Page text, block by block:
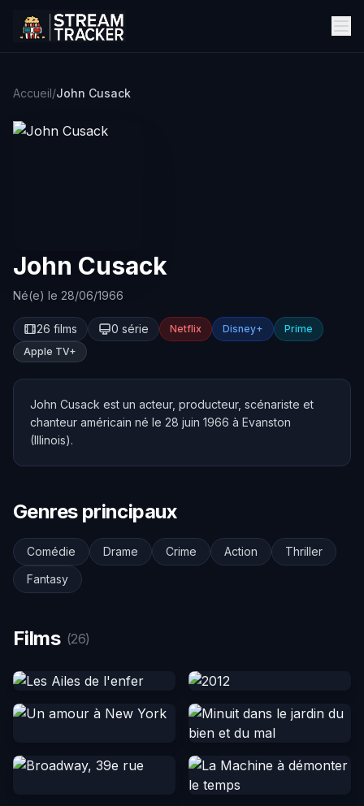
Accueil/John Cusack
John Cusack
Né(e) le 28/06/1966
26 films 0 série Netflix Disney+
Prime
Apple TV+
John Cusack est un acteur, producteur, scénariste et
chanteur américain né le 28 juin 1966 à Evanston
(Illinois).
Genres principaux
Comédie Drame Crime Action
Thriller
Fantasy
Films (26)